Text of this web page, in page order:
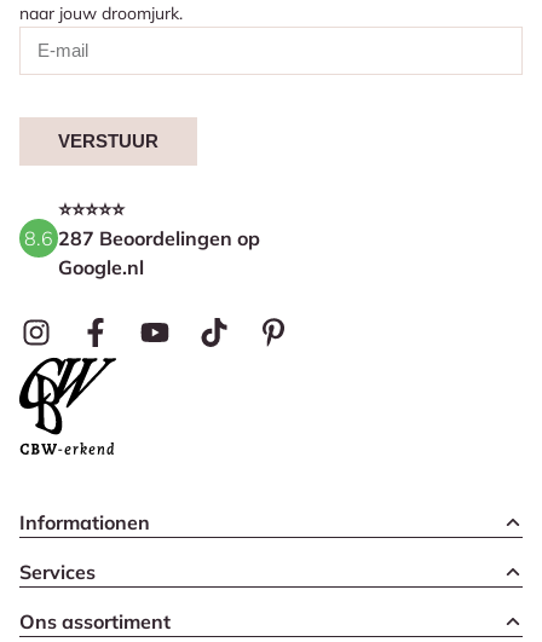
naar jouw droomjurk.
VERSTUUR
8.6
⭐⭐⭐⭐⭐
287 Beoordelingen op
Google.nl
Informationen
Services
Ons assortiment